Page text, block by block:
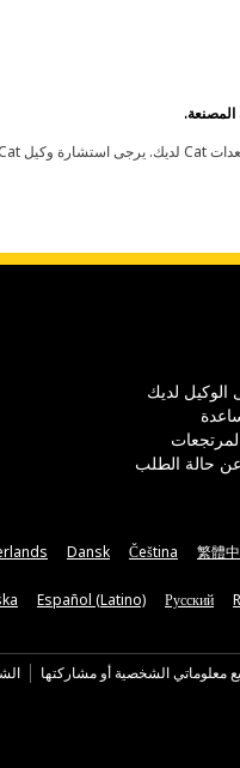
الوكيل لديك
حالة الطلب
繁體
Čeština
Dansk
Русский
Español (Latino)
معلوماتي الشخصية أو مشاركتها